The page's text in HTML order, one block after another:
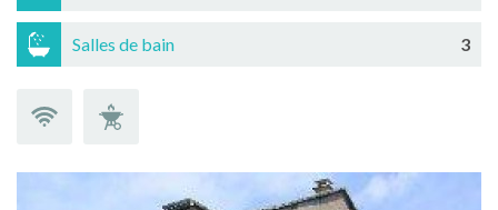
Salles de bain 3